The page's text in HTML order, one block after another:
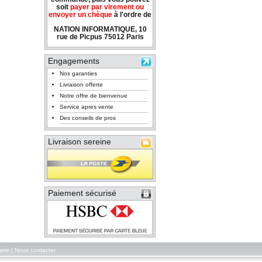
soit payer par virement ou
envoyer un chèque à l'ordre de
NATION INFORMATIQUE, 10
rue de Picpus 75012 Paris
Engagements
Nos garanties
Livraison offerte
Notre offre de bienvenue
Service apres vente
Des conseils de pros
Livraison sereine
Paiement sécurisé
Nous contacter